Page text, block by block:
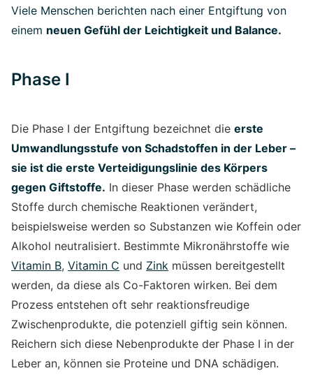
Viele Menschen berichten nach einer Entgiftung von
einem neuen Gefühl der Leichtigkeit und Balance.
Phase I
Die Phase I der Entgiftung bezeichnet die erste
Umwandlungsstufe von Schadstoffen in der Leber –
sie ist die erste Verteidigungslinie des Körpers
gegen Giftstoffe. In dieser Phase werden schädliche
Stoffe durch chemische Reaktionen verändert,
beispielsweise werden so Substanzen wie Koffein oder
Alkohol neutralisiert. Bestimmte Mikronährstoffe wie
Vitamin B, Vitamin C und Zink müssen bereitgestellt
werden, da diese als Co-Faktoren wirken. Bei dem
Prozess entstehen oft sehr reaktionsfreudige
Zwischenprodukte, die potenziell giftig sein können.
Reichern sich diese Nebenprodukte der Phase I in der
Leber an, können sie Proteine und DNA schädigen.